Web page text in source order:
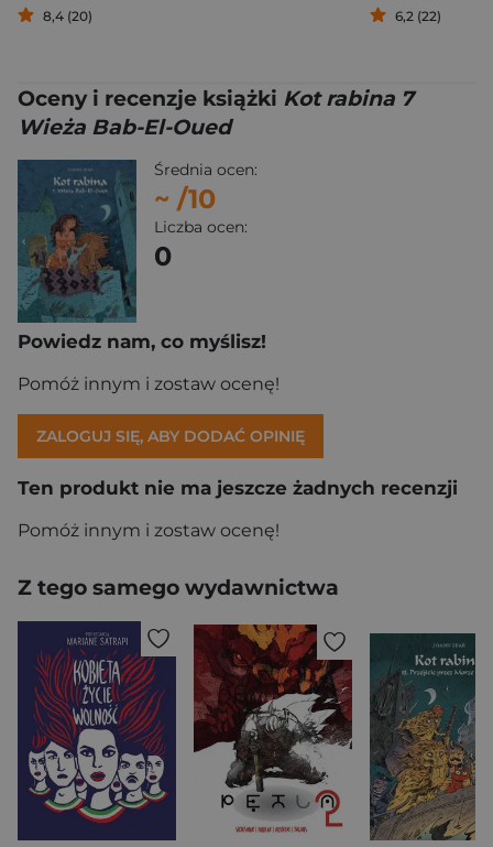
8,4 (20) 6,2 (22)
Oceny i recenzje książki Kot rabina 7
Wieża Bab-El-Oued
Średnia ocen:
~ /10
Liczba ocen:
0
Powiedz nam, co myślisz!
Pomóż innym i zostaw ocenę!
ZALOGUJ SIĘ, ABY DODAĆ OPINIĘ
Ten produkt nie ma jeszcze żadnych recenzji
Pomóż innym i zostaw ocenę!
Z tego samego wydawnictwa